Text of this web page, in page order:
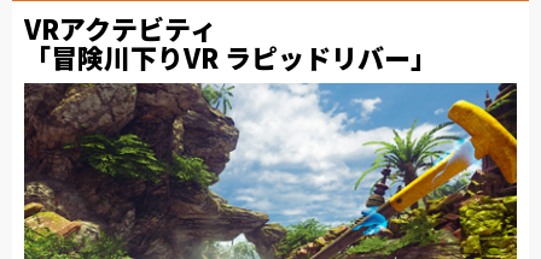
VRアクテビティ
「冒険川下りVR ラピッドリバー」